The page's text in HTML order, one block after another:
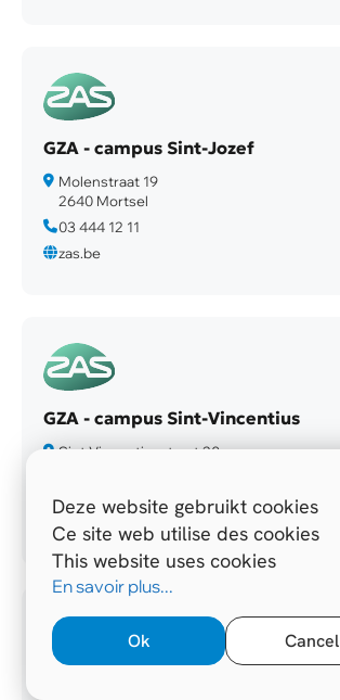
Deze website gebruikt cookies
Ce site web utilise des cookies
This website uses cookies
En savoir plus...
Ok Cancel
GZA - campus Sint-Jozef
Molenstraat 19
2640 Mortsel
03 444 12 11
zas.be
GZA - campus Sint-Vincentius
Sint-Vincentiusstraat 20
03 285 20 00
zas.be